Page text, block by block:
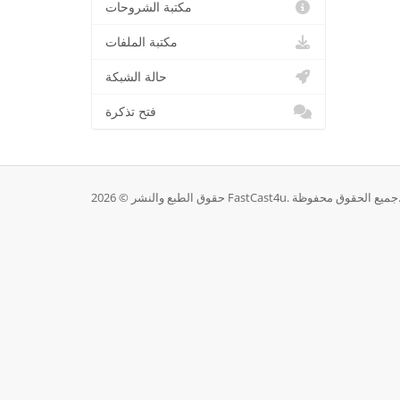
مكتبة الشروحات
مكتبة الملفات
حالة الشبكة
فتح تذكرة
حقوق الطبع والنشر © 2026 FastCast4u. جميع الحقوق محفوظة.